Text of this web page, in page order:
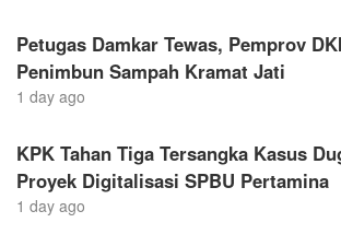
Petugas Damkar Tewas, Pemprov
Penimbun Sampah Kramat Jati
1 day ago
KPK Tahan Tiga Tersangka Kasus
Proyek Digitalisasi SPBU Pertamina
1 day ago